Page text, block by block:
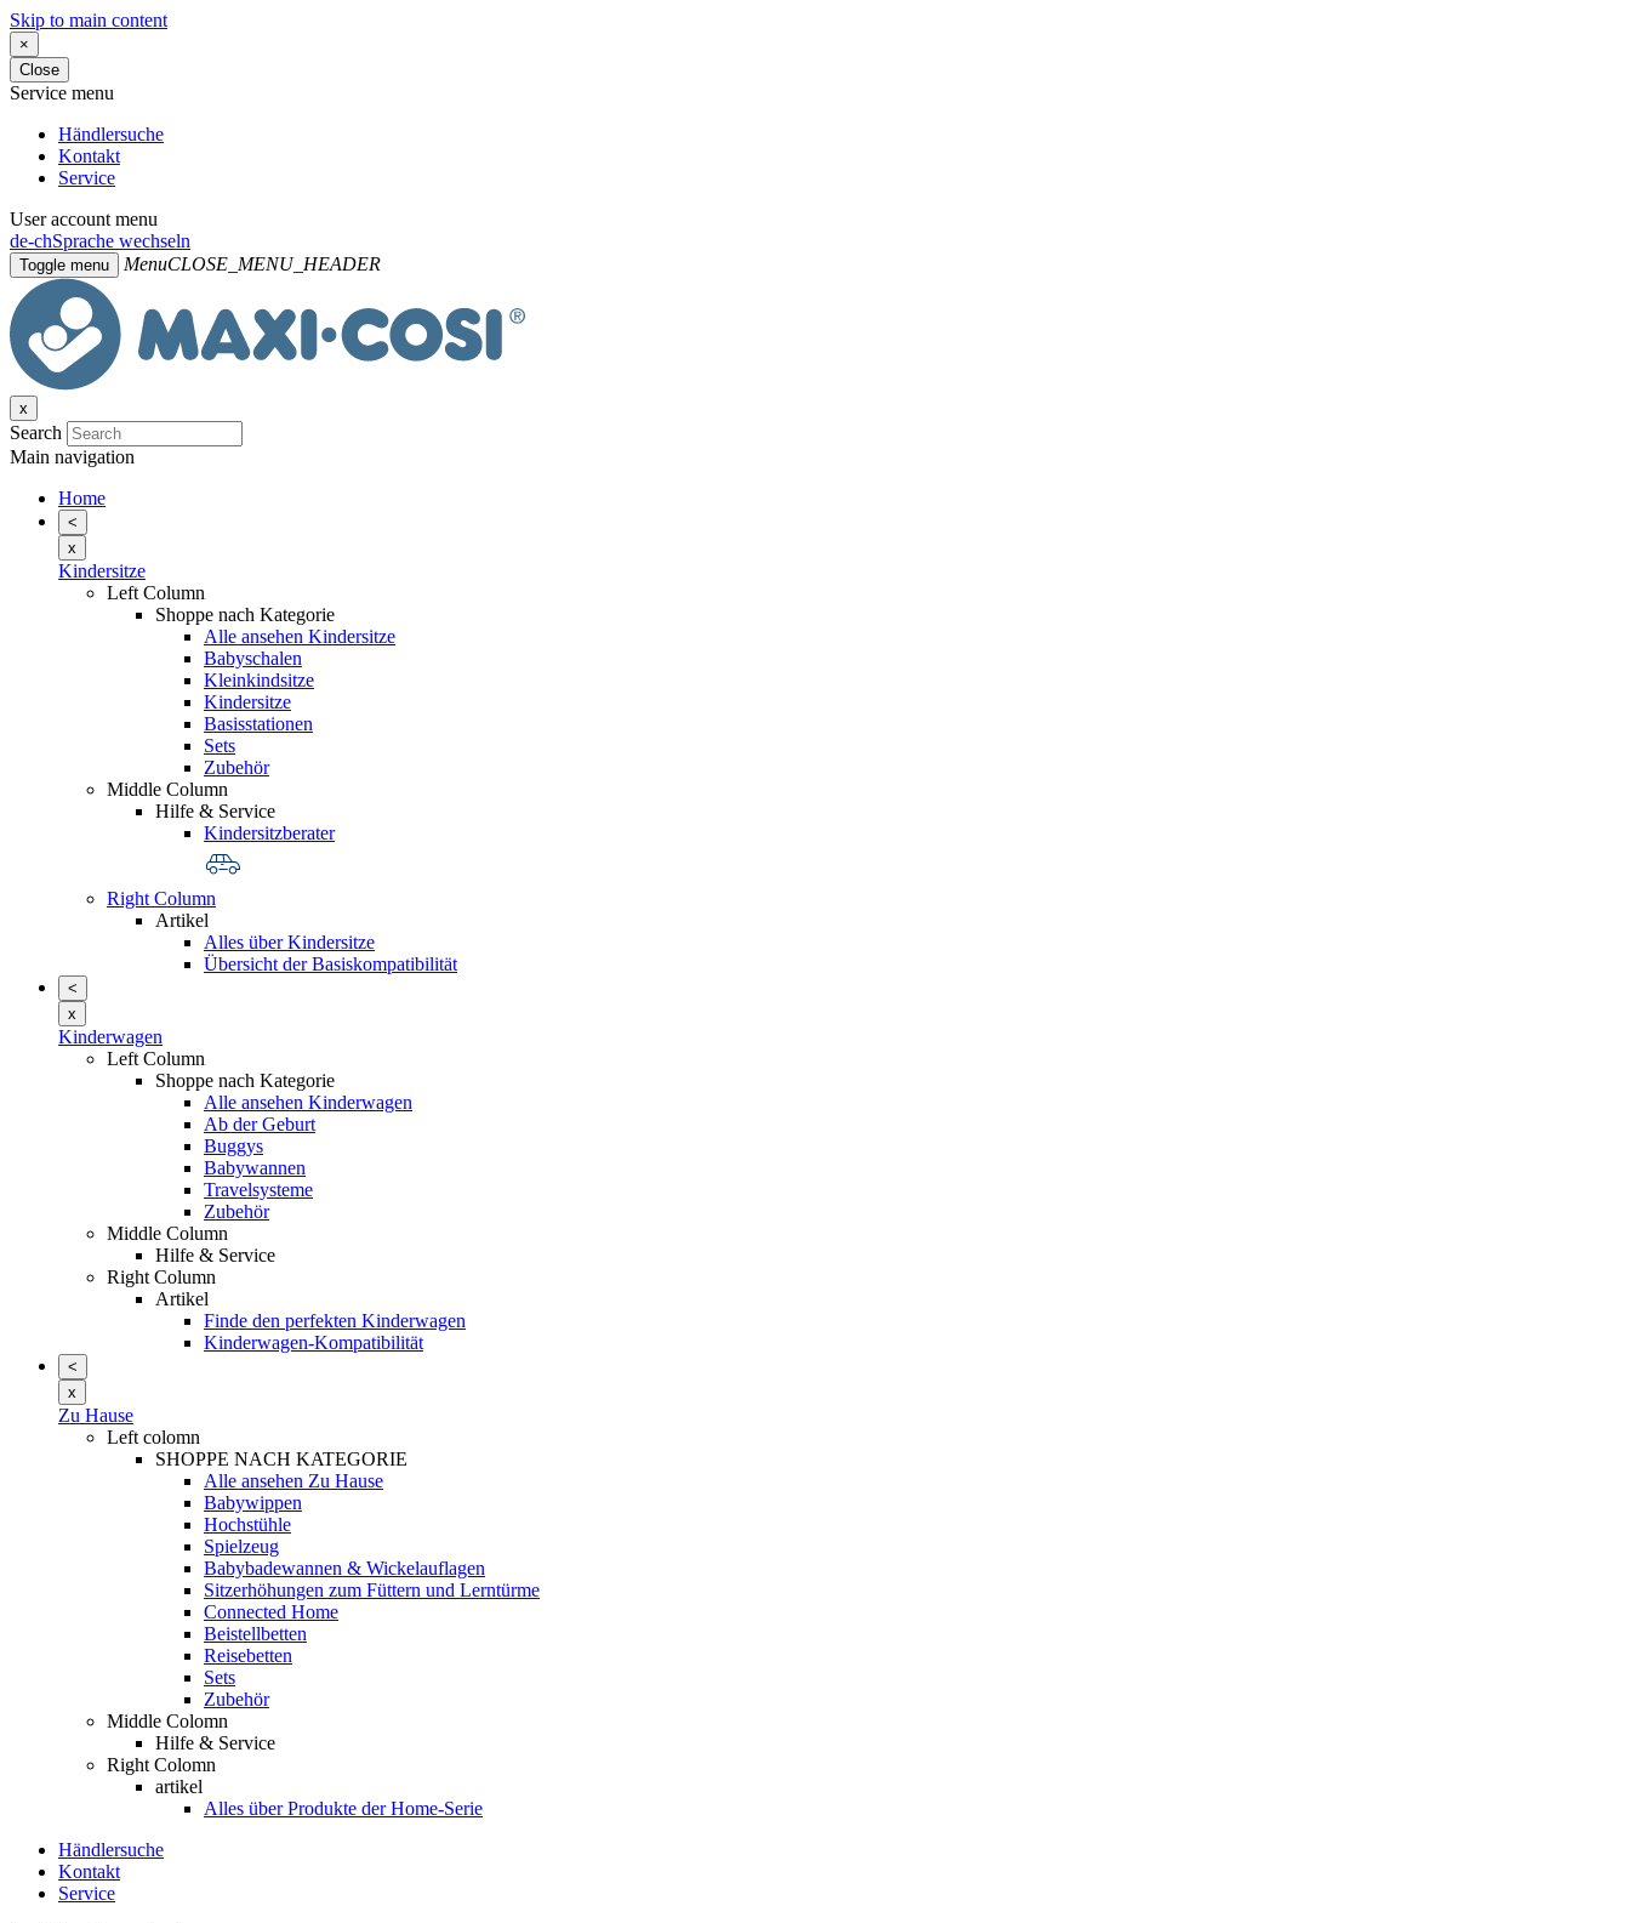
Skip to main content
×
Close
Service menu
Händlersuche
Kontakt
Service
User account menu
de-chSprache wechseln
Toggle menu MenuCLOSE_MENU_HEADER
x
Search
Main navigation
Home
<
x
Kindersitze
Left Column
Shoppe nach Kategorie
Alle ansehen Kindersitze
Babyschalen
Kleinkindsitze
Kindersitze
Basisstationen
Sets
Zubehör
Middle Column
Hilfe & Service
Kindersitzberater
Right Column
Artikel
Alles über Kindersitze
Übersicht der Basiskompatibilität
<
x
Kinderwagen
Left Column
Shoppe nach Kategorie
Alle ansehen Kinderwagen
Ab der Geburt
Buggys
Babywannen
Travelsysteme
Zubehör
Middle Column
Hilfe & Service
Right Column
Artikel
Finde den perfekten Kinderwagen
Kinderwagen-Kompatibilität
<
x
Zu Hause
Left colomn
SHOPPE NACH KATEGORIE
Alle ansehen Zu Hause
Babywippen
Hochstühle
Spielzeug
Babybadewannen & Wickelauflagen
Sitzerhöhungen zum Füttern und Lerntürme
Connected Home
Beistellbetten
Reisebetten
Sets
Zubehör
Middle Colomn
Hilfe & Service
Right Colomn
artikel
Alles über Produkte der Home-Serie
Händlersuche
Kontakt
Service